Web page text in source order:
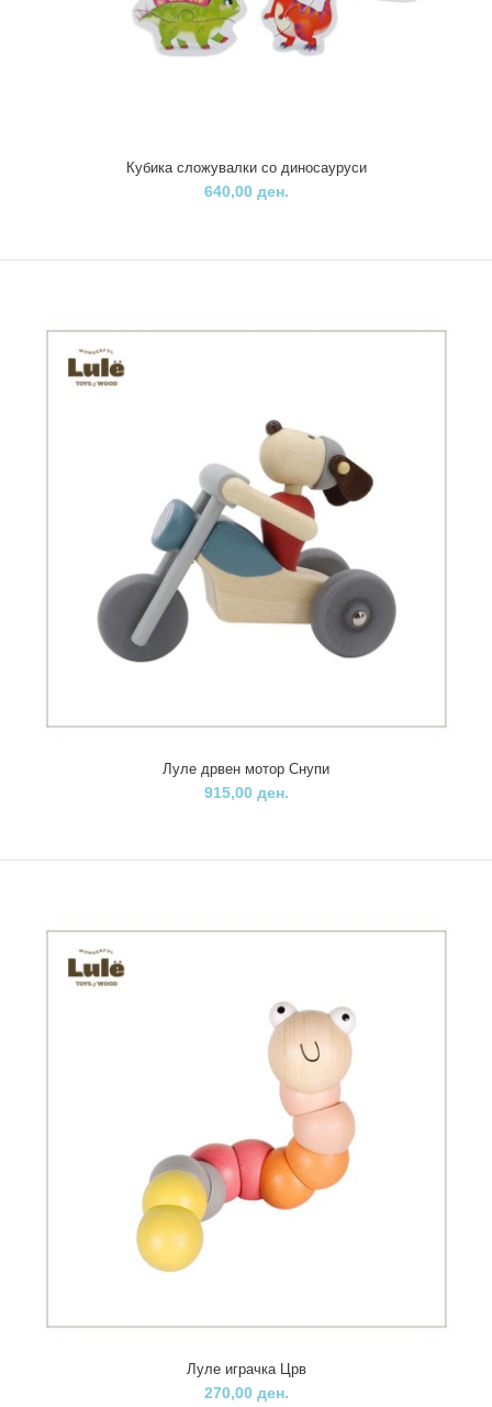
Кубика сложувалки со диносауруси
640,00 ден.
Мини сложувалки илустрирани со најпознатите диносауруси со
кои децата се запознаваат со Дино св..
Луле дрвен мотор Снупи
915,00 ден.
..
Кубика сложувалки со диносауруси
640,00 ден.
Луле дрвен мотор Снупи
915,00 ден.
Луле играчка Црв
270,00 ден.